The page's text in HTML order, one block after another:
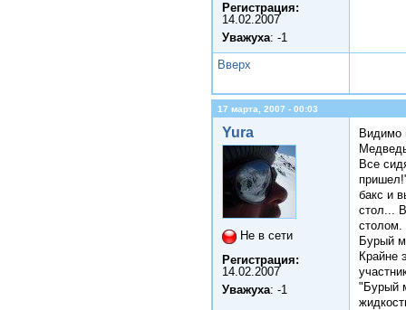
Регистрация:
14.02.2007
Уважуха: -1
Вверх
17 марта, 2007 - 00:03
Yura
Не в сети
Регистрация:
14.02.2007
Уважуха: -1
Видимо
Все
бакс и
стол...
столом.
Бурый
Крайне
"Бурый